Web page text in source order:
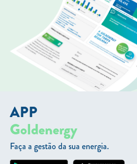
APP
Goldenergy
Faça a gestão da sua energia.